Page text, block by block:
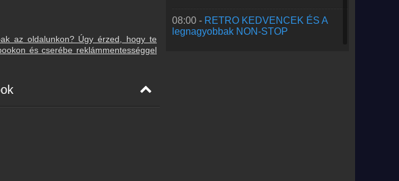
az oldalunkon? Úgy érzed, hogy te
és cserébe reklámmentességgel
08:00 - RETRO KEDVENCEK ÉS A
legnagyobbak NON-STOP